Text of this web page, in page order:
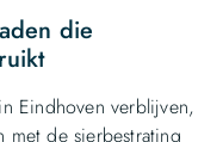
die
Eindhoven verblijven,
met de sierbestrating